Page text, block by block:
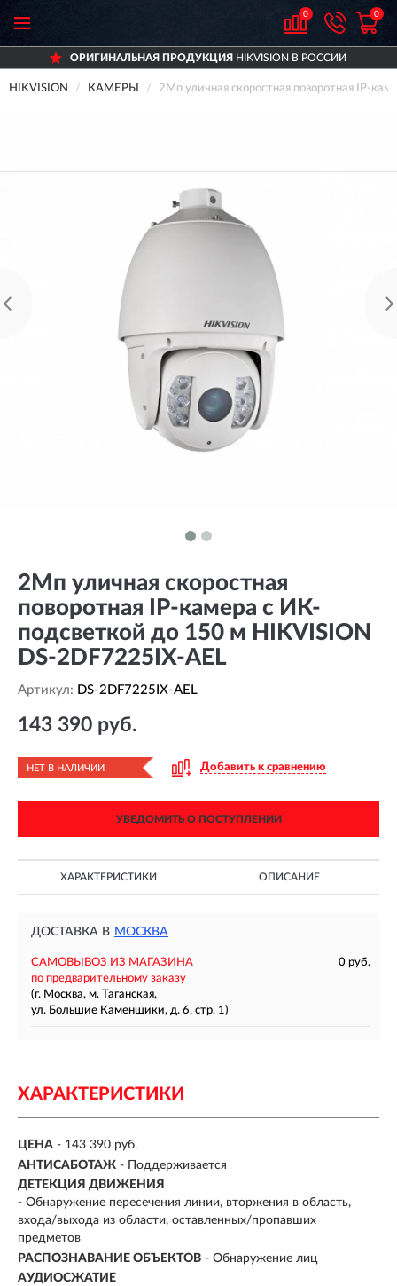
0 0
ОРИГИНАЛЬНАЯ ПРОДУКЦИЯHIKVISION В РОССИИ
HIKVISION КАМЕРЫ 2Мп уличная скоростная поворотная IP-
2Мп уличная скоростная
поворотная IP-камера с ИК-
подсветкой до 150 м HIKVISION
DS-2DF7225IX-AEL
Артикул: DS-2DF7225IX-AEL
143 390 руб.
НЕТ В НАЛИЧИИ Добавить к сравнению
УВЕДОМИТЬ О ПОСТУПЛЕНИИ
ХАРАКТЕРИСТИКИ ОПИСАНИЕ
ДОСТАВКА В МОСКВА
САМОВЫВОЗ ИЗ МАГАЗИНА
0 руб.
по предварительному заказу
(г. Москва, м. Таганская,
ул. Большие Каменщики, д. 6, стр. 1)
ХАРАКТЕРИСТИКИ
ЦЕНА - 143 390 руб.
АНТИСАБОТАЖ - Поддерживается
ДЕТЕКЦИЯ ДВИЖЕНИЯ
- Обнаружение пересечения линии, вторжения в область,
входа/выхода из области, оставленных/пропавших
предметов
РАСПОЗНАВАНИЕ ОБЪЕКТОВ - Обнаружение лиц
АУДИОСЖАТИЕ